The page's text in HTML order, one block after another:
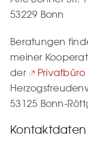
53229 Bonn
Beratungen
meiner
der
Privatbüro
53125 Bonn-
Kontaktdaten